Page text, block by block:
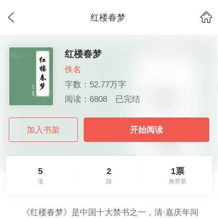
红楼春梦
红楼春梦
佚名
字数：52.77万字
阅读：6808
已完结
加入书架 开始阅读
5
顶
2
踩
1票
推荐票
《红楼春梦》是中国十大禁书之一，清·嘉庆年间